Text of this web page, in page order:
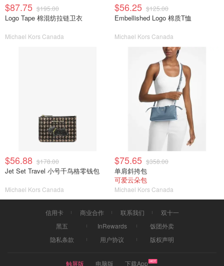
$87.75 $195.00
Logo Tape 棉混纺拉链卫衣
Michael Kors Canada
$56.25 $125.00
Embellished Logo 棉质T恤
Michael Kors Canada
$56.88 $178.00
Jet Set Travel 小号千鸟格零钱包
Michael Kors Canada
$75.65 $358.00
单肩斜挎包
可爱云朵包
Michael Kors Canada
信用卡 商业合作 联系我们
双十一
黑五
InRewards
饭团外卖
隐私条款
用户协议 版权声明
触屏版 电脑版 下载App